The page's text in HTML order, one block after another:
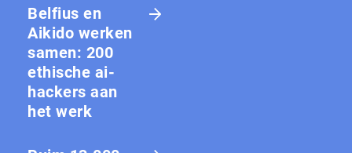
Belfius en
Aikido werken
samen: 200
ethische ai-
hackers aan
het werk